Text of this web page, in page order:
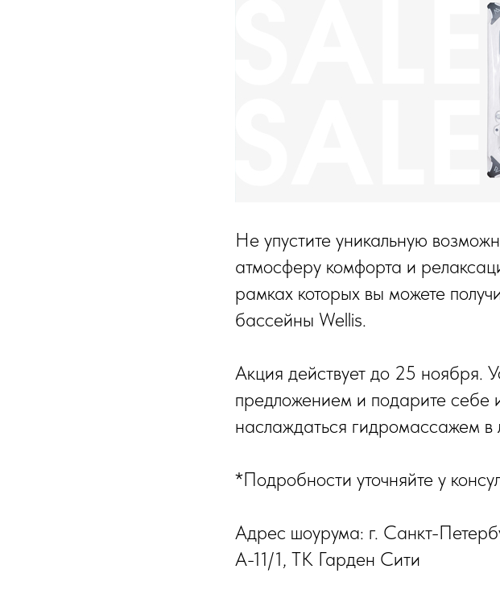
Не упустите уникальную
атмосферу комфорта и
рамках которых вы можете
бассейны Wellis.
Акция действует до 25 ноября.
предложением и подарите себе
наслаждаться гидромассажем
*Подробности уточняйте у
Адрес шоурума: г. Санкт-
А-11/1, ТК Гарден Сити